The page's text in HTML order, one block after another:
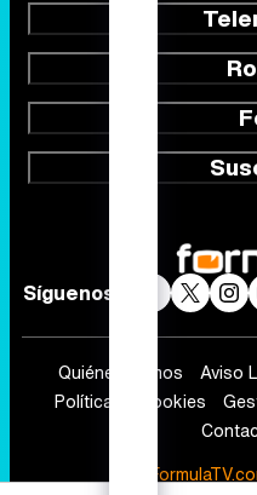
Síguenos
Quiénes somos Aviso
Política de cookies